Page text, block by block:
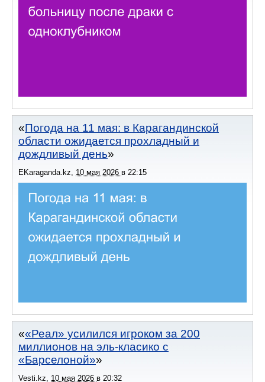
Погода на 11 мая: в Карагандинской
области ожидается прохладный и
дождливый день
EKaraganda.kz, 10 мая 2026 в 22:15
«Реал» усилился игроком за 200
миллионов на эль-класико с
«Барселоной»
Vesti.kz 10 мая 2026 в 20:32